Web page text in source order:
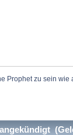
Prophet zu sein wie